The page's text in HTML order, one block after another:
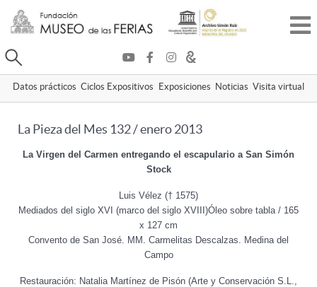
Buscar
Datos prácticos Ciclos Expositivos Exposiciones Noticias Visita virtual
La Pieza del Mes 132 / enero 2013
La Virgen del Carmen entregando el escapulario a San Simón
Stock
Luis Vélez († 1575)
Mediados del siglo XVI (marco del siglo XVIII)Óleo sobre tabla / 165
x 127 cm
Convento de San José. MM. Carmelitas Descalzas. Medina del
Campo
Restauración: Natalia Martínez de Pisón (Arte y Conservación S.L.,